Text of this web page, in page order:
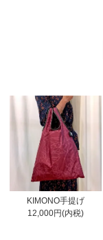
KIMONO手提げ
12,000円(内税)